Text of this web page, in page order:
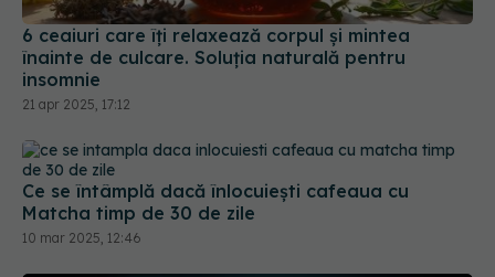
21 apr 2025, 17:12
Ce se întâmplă dacă înlocuiești cafeaua cu
Matcha timp de 30 de zile
10 mar 2025, 12:46